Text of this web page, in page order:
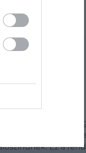
félelem.
az okozta,
elméletéhez
Ez a